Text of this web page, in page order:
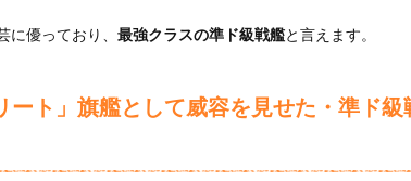
に優っており、 最強クラスの準ド級戦艦と言えます。
ート」旗艦として威容を見せた・準ド級